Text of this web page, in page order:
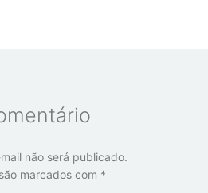
não será publicado.
marcados com *